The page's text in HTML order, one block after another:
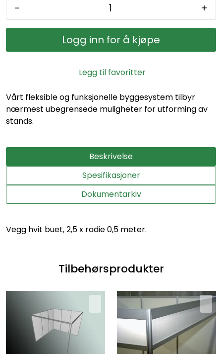
- +
Logg inn for å kjøpe
Legg til favoritter
Vårt fleksible og funksjonelle byggesystem tilbyr
nærmest ubegrensede muligheter for utforming av
stands.
Beskrivelse
Spesifikasjoner
Dokumentarkiv
Vegg hvit buet, 2,5 x radie 0,5 meter.
Tilbehørsprodukter